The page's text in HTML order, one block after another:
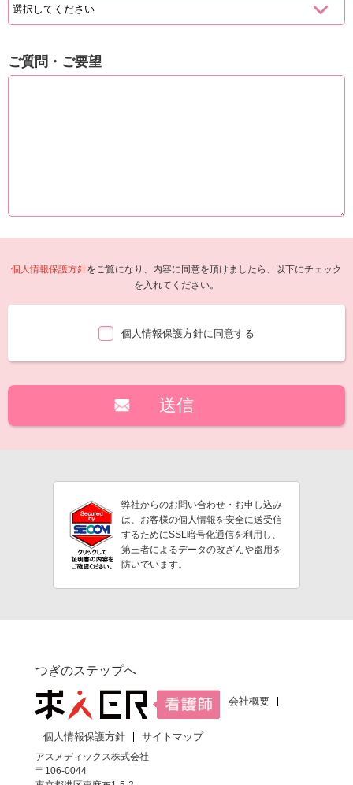
ご質問・ご要望
個人情報保護方針をご覧になり、内容に同意を頂けましたら、以下にチェック
を入れてください。
個人情報保護方針に同意する
弊社からのお問い合わせ・お申し込み
は、お客様の個人情報を安全に送受信
するためにSSL暗号化通信を利用し、
第三者によるデータの改ざんや盗用を
防いでいます。
つぎのステップへ
会社概要
個人情報保護方針
サイトマップ
アスメディックス株式会社
〒106-0044